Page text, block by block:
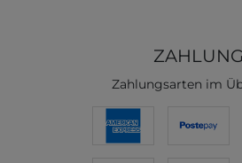
ZAHLUNG
Zahlungsarten im